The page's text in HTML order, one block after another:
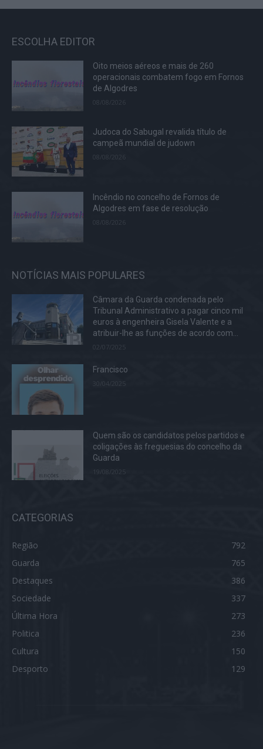
ESCOLHA EDITOR
Oito meios aéreos e mais de 260
operacionais combatem fogo em Fornos
de Algodres
08/08/2026
Judoca do Sabugal revalida título de
campeã mundial de judown
Incêndio no concelho de Fornos de
Algodres em fase de resolução
08/08/2026
NOTÍCIAS MAIS POPULARES
Câmara da Guarda condenada pelo
Tribunal Administrativo a pagar cinco mil
euros à engenheira Gisela Valente e a
atribuir-lhe as funções de acordo com...
02/07/2025
Francisco
Quem são os candidatos pelos partidos e
coligações às freguesias do concelho da
Guarda
19/08/2025
CATEGORIAS
Região
792
Guarda
765
Destaques
386
Sociedade
337
Última Hora
273
Politica
236
Cultura
150
Desporto
129